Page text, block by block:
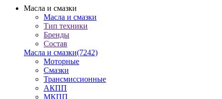
Масла и смазки
Масла и смазки
Тип техники
Бренды
Состав
Масла и смазки(7242)
Моторные
Смазки
Трансмиссионные
АКПП
МКПП